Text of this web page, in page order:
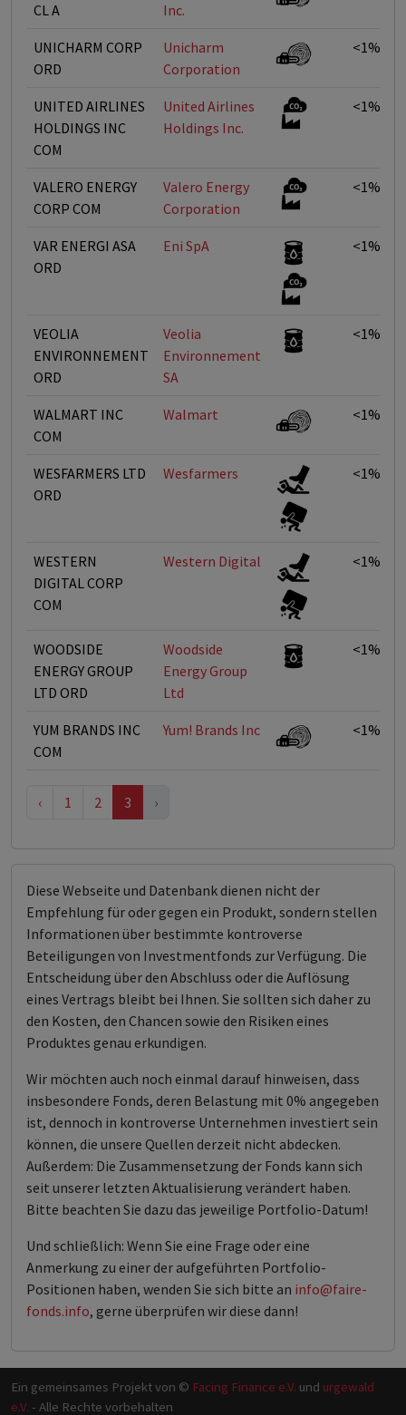
CL A
Inc.
UNICHARM CORP
ORD
Unicharm
Corporation
<1%
UNITED AIRLINES
HOLDINGS INC
COM
United Airlines
Holdings Inc.
<1%
VALERO ENERGY
CORP COM
Valero Energy
Corporation
<1%
VAR ENERGI ASA
ORD
Eni SpA <1%
VEOLIA
ENVIRONNEMENT
ORD
Veolia
Environnement
SA
<1%
WALMART INC
COM
Walmart <1%
WESFARMERS LTD
ORD
Wesfarmers <1%
WESTERN
DIGITAL CORP
COM
Western Digital <1%
WOODSIDE
ENERGY GROUP
LTD ORD
Woodside
Energy Group
Ltd
<1%
YUM BRANDS INC
COM
Yum! Brands Inc <1%
‹ 1 2 3 ›
Diese Webseite und Datenbank dienen nicht der
Empfehlung für oder gegen ein Produkt, sondern stellen
Informationen über bestimmte kontroverse
Beteiligungen von Investmentfonds zur Verfügung. Die
Entscheidung über den Abschluss oder die Auflösung
eines Vertrags bleibt bei Ihnen. Sie sollten sich daher zu
den Kosten, den Chancen sowie den Risiken eines
Produktes genau erkundigen.
Wir möchten auch noch einmal darauf hinweisen, dass
insbesondere Fonds, deren Belastung mit 0% angegeben
ist, dennoch in kontroverse Unternehmen investiert sein
können, die unsere Quellen derzeit nicht abdecken.
Außerdem: Die Zusammensetzung der Fonds kann sich
seit unserer letzten Aktualisierung verändert haben.
Bitte beachten Sie dazu das jeweilige Portfolio-Datum!
Und schließlich: Wenn Sie eine Frage oder eine
Anmerkung zu einer der aufgeführten Portfolio-
Positionen haben, wenden Sie sich bitte an info@faire-
fonds.info, gerne überprüfen wir diese dann!
Ein gemeinsames Projekt von © Facing Finance e.V. und urgewald
e.V. - Alle Rechte vorbehalten